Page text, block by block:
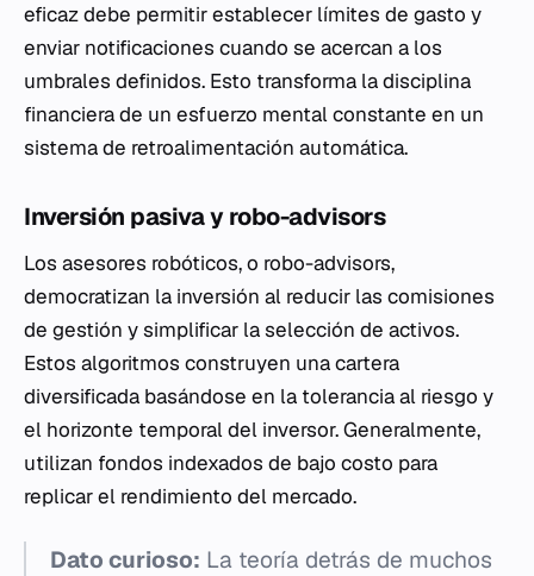
eficaz debe permitir establecer límites de gasto y
enviar notificaciones cuando se acercan a los
umbrales definidos. Esto transforma la disciplina
financiera de un esfuerzo mental constante en un
sistema de retroalimentación automática.
Inversión pasiva y robo-advisors
Los asesores robóticos, o robo-advisors,
democratizan la inversión al reducir las comisiones
de gestión y simplificar la selección de activos.
Estos algoritmos construyen una cartera
diversificada basándose en la tolerancia al riesgo y
el horizonte temporal del inversor. Generalmente,
utilizan fondos indexados de bajo costo para
replicar el rendimiento del mercado.
Dato curioso: La teoría detrás de muchos